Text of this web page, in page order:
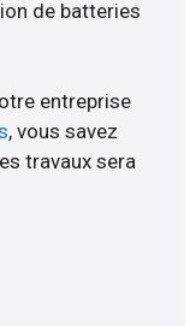
de batteries
entreprise
, vous savez
travaux sera